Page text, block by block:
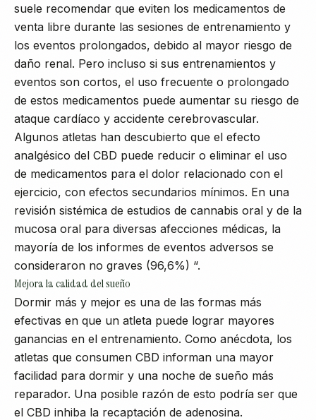
suele recomendar que eviten los medicamentos de
venta libre durante las sesiones de entrenamiento y
los eventos prolongados, debido al mayor riesgo de
daño renal. Pero incluso si sus entrenamientos y
eventos son cortos, el uso frecuente o prolongado
de estos medicamentos puede aumentar su riesgo de
ataque cardíaco y accidente cerebrovascular.
Algunos atletas han descubierto que el efecto
analgésico del CBD puede reducir o eliminar el uso
de medicamentos para el dolor relacionado con el
ejercicio, con efectos secundarios mínimos. En una
revisión sistémica de estudios de cannabis oral y de la
mucosa oral para diversas afecciones médicas, la
mayoría de los informes de eventos adversos se
consideraron no graves (96,6%) “.
Mejora la calidad del sueño
Dormir más y mejor es una de las formas más
efectivas en que un atleta puede lograr mayores
ganancias en el entrenamiento. Como anécdota, los
atletas que consumen CBD informan una mayor
facilidad para dormir y una noche de sueño más
reparador. Una posible razón de esto podría ser que
el CBD inhiba la recaptación de adenosina.